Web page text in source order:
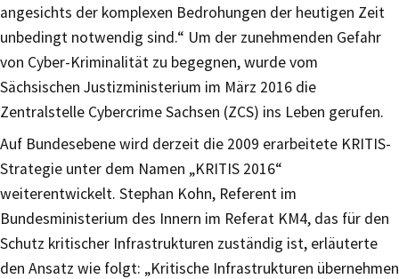
angesichts der komplexen Bedrohungen der heutigen Zeit
unbedingt notwendig sind.“ Um der zunehmenden Gefahr
von Cyber-Kriminalität zu begegnen, wurde vom
Sächsischen Justizministerium im März 2016 die
Zentralstelle Cybercrime Sachsen (ZCS) ins Leben gerufen.
Auf Bundesebene wird derzeit die 2009 erarbeitete KRITIS-
Strategie unter dem Namen „KRITIS 2016“
weiterentwickelt. Stephan Kohn, Referent im
Bundesministerium des Innern im Referat KM4, das für den
Schutz kritischer Infrastrukturen zuständig ist, erläuterte
den Ansatz wie folgt: „Kritische Infrastrukturen übernehmen